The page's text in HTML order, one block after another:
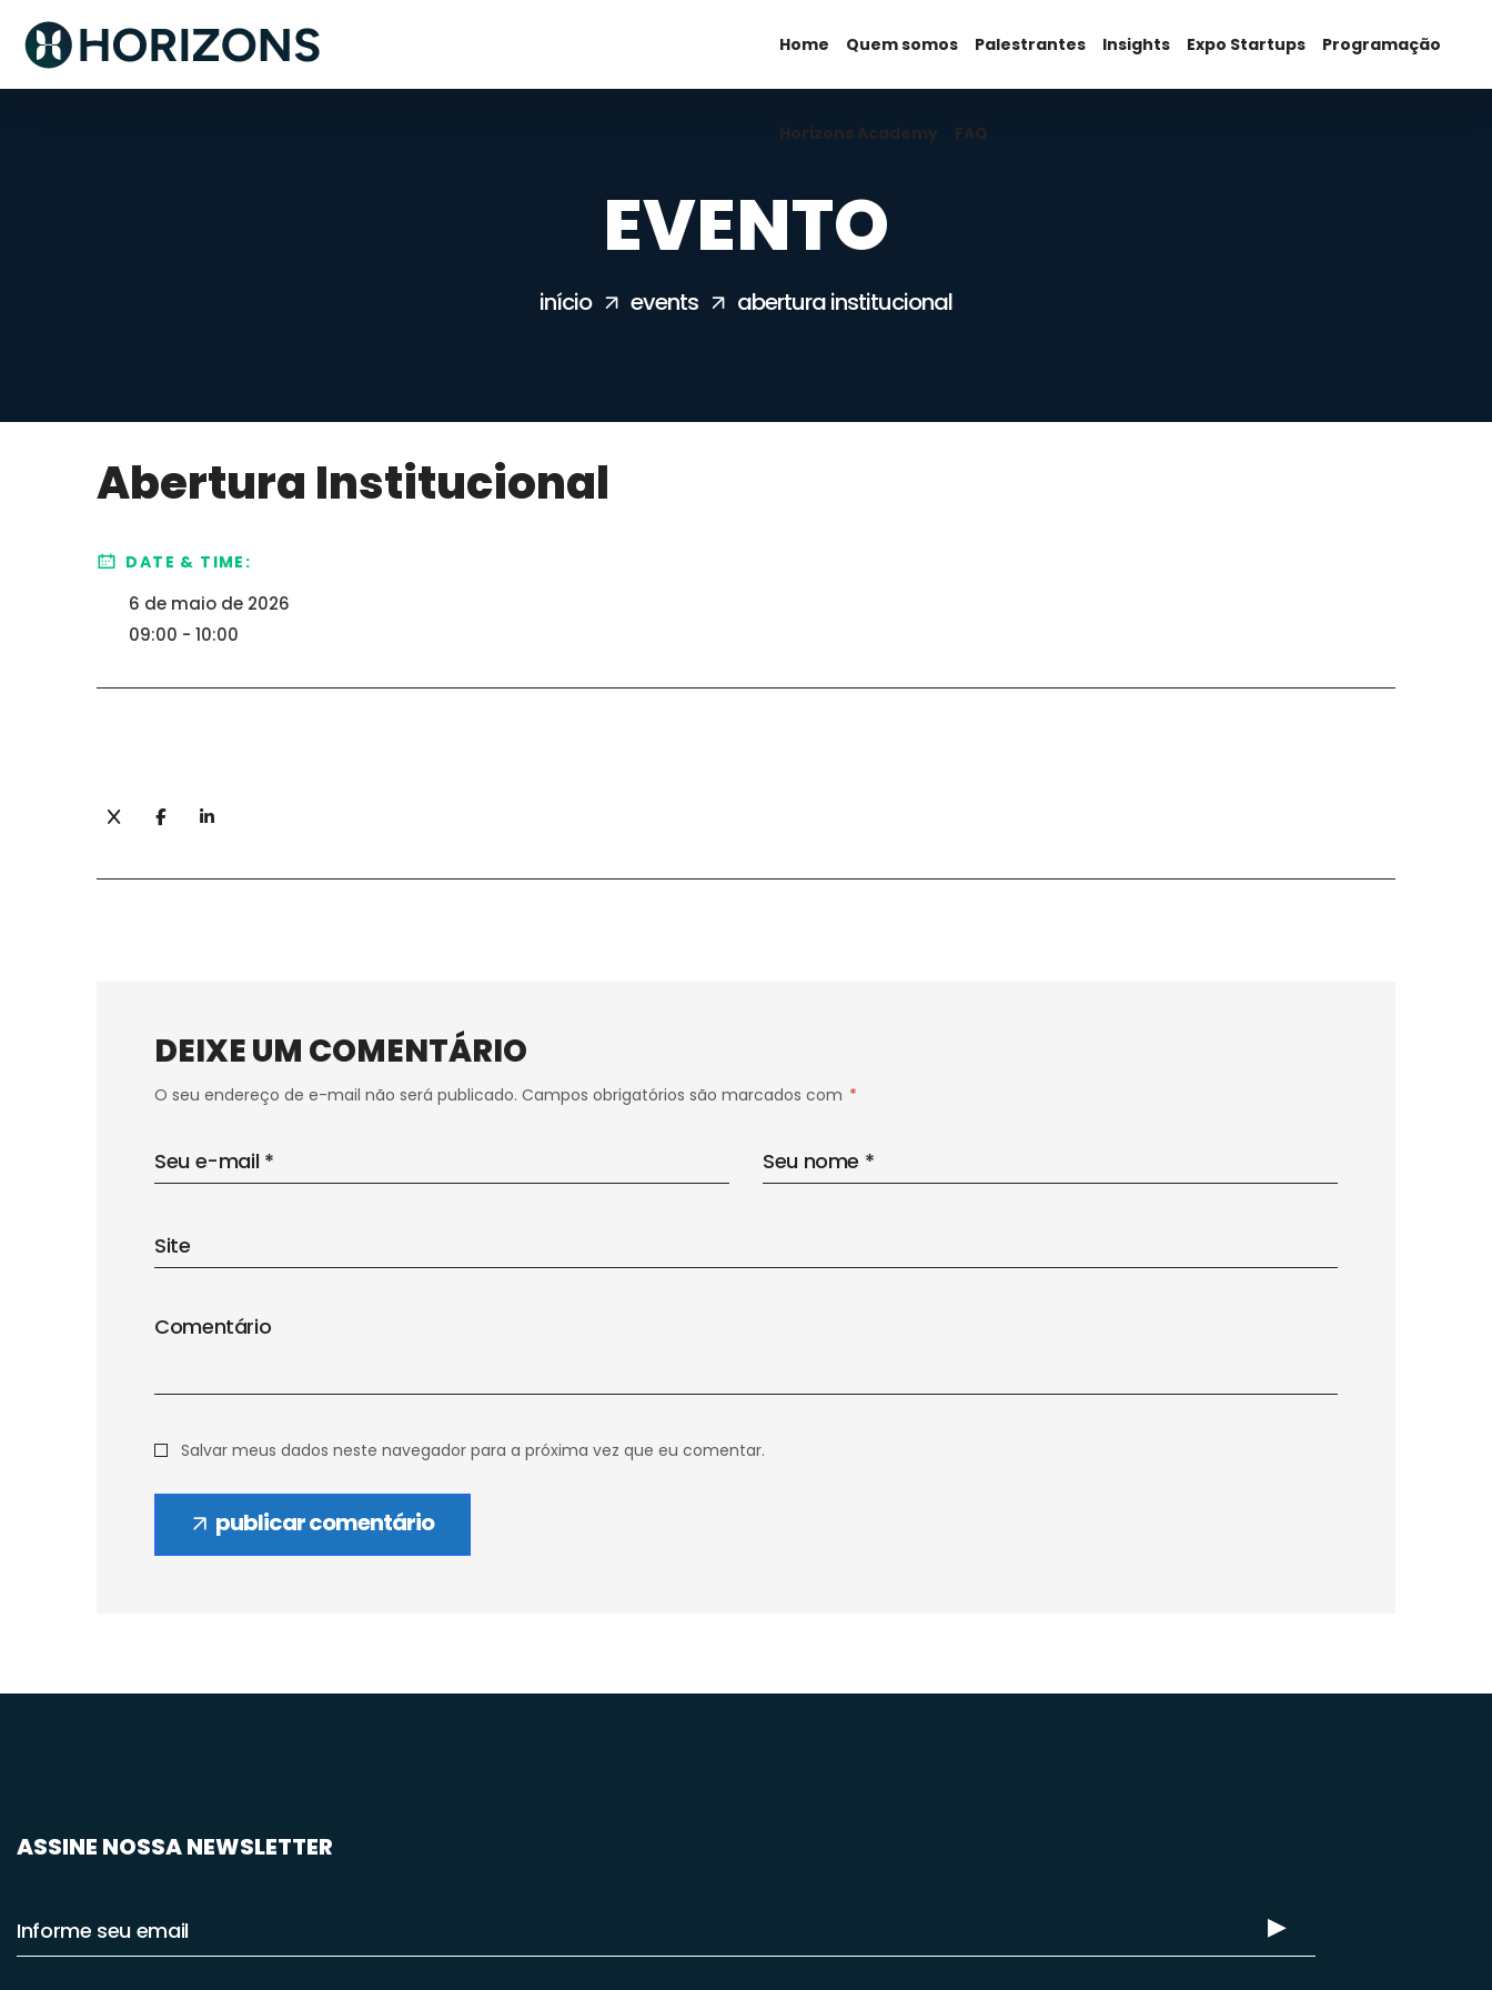
Home Quem somos Palestrantes Insights Expo Startups Programação
Horizons Academy FAQ
Horizons Academy FAQ
EVENTO
início events abertura institucional
Abertura Institucional
DATE & TIME:
6 de maio de 2026
09:00 - 10:00
DEIXE UM COMENTÁRIO
O seu endereço de e-mail não será publicado. Campos obrigatórios são marcados com *
Salvar meus dados neste navegador para a próxima vez que eu comentar.
publicar comentário
ASSINE NOSSA NEWSLETTER